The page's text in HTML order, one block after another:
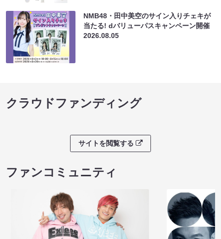
NMB48・田中美空のサイン入りチェキが
当たる! dバリューパスキャンペーン開催
2026.08.05
クラウドファンディング
サイトを閲覧する
ファンコミュニティ